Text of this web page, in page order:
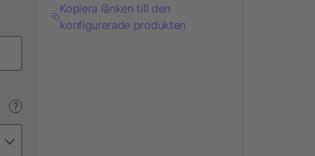
?
Kopiera länken till den
konfigurerade produkten